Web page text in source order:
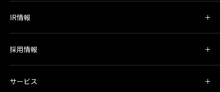
IR情報
採用情報
サービス